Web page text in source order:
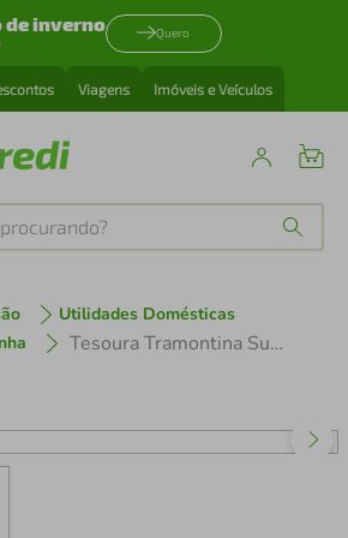
de inverno Quero
Viagens Imóveis e Veículos
Utilidades Domésticas
Tesoura Tramontina Supercort para Uso Geral em Inox e Cabo Cores Mistas 7"